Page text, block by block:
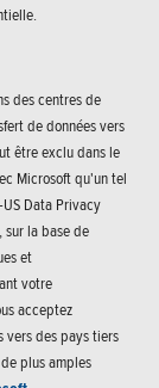
des centres de
de données vers
être exclu dans le
Microsoft qu'un tel
Data Privacy
sur la base de
et
votre
acceptez
vers des pays tiers
plus amples